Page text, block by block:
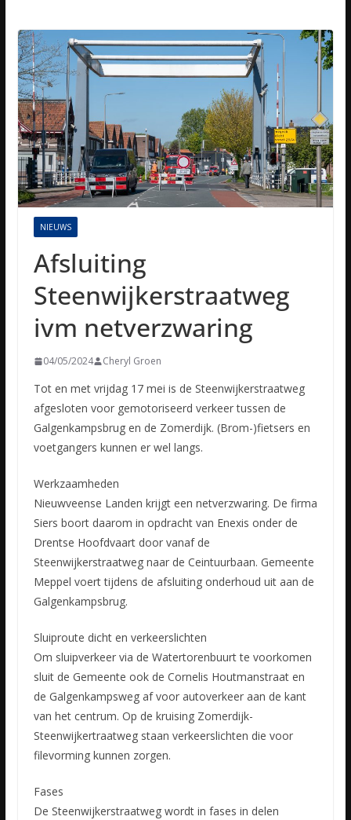
NIEUWS
Afsluiting
Steenwijkerstraatweg
ivm netverzwaring
04/05/2024 Cheryl Groen
Tot en met vrijdag 17 mei is de Steenwijkerstraatweg
afgesloten voor gemotoriseerd verkeer tussen de
Galgenkampsbrug en de Zomerdijk. (Brom-)fietsers en
voetgangers kunnen er wel langs.
Werkzaamheden
Nieuwveense Landen krijgt een netverzwaring. De firma
Siers boort daarom in opdracht van Enexis onder de
Drentse Hoofdvaart door vanaf de
Steenwijkerstraatweg naar de Ceintuurbaan. Gemeente
Meppel voert tijdens de afsluiting onderhoud uit aan de
Galgenkampsbrug.
Sluiproute dicht en verkeerslichten
Om sluipverkeer via de Watertorenbuurt te voorkomen
sluit de Gemeente ook de Cornelis Houtmanstraat en
de Galgenkampsweg af voor autoverkeer aan de kant
van het centrum. Op de kruising Zomerdijk-
Steenwijkertraatweg staan verkeerslichten die voor
filevorming kunnen zorgen.
Fases
De Steenwijkerstraatweg wordt in fases in delen